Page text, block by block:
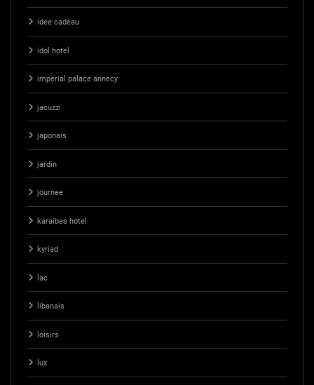
idee cadeau
idol hotel
imperial palace annecy
jacuzzi
japonais
jardin
journee
karaibes hotel
kyriad
lac
libanais
loisirs
lux